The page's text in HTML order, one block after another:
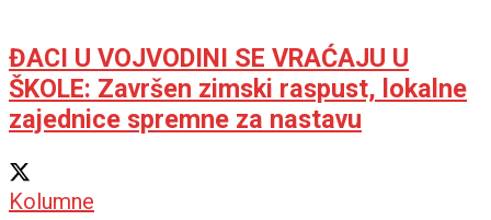
ĐACI U VOJVODINI SE VRAĆAJU U
ŠKOLE: Završen zimski raspust, lokalne
zajednice spremne za nastavu
Kolumne